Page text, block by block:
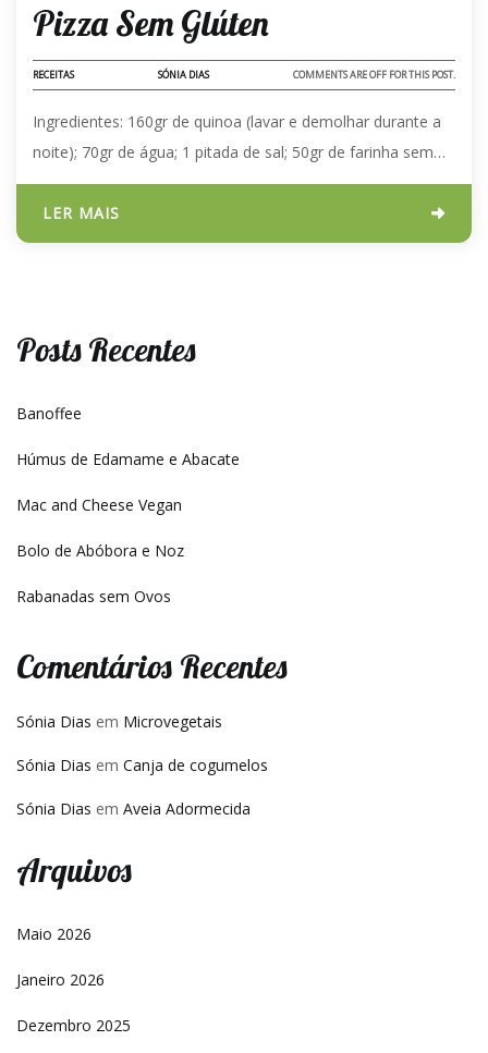
Pizza Sem Glúten
RECEITAS SÓNIA DIAS COMMENTS ARE OFF FOR THIS POST.
Ingredientes: 160gr de quinoa (lavar e demolhar durante a
noite); 70gr de água; 1 pitada de sal; 50gr de farinha sem…
LER MAIS
Posts Recentes
Banoffee
Húmus de Edamame e Abacate
Mac and Cheese Vegan
Bolo de Abóbora e Noz
Rabanadas sem Ovos
Comentários Recentes
Sónia Dias em Microvegetais
Sónia Dias em Canja de cogumelos
Sónia Dias em Aveia Adormecida
Arquivos
Maio 2026
Janeiro 2026
Dezembro 2025